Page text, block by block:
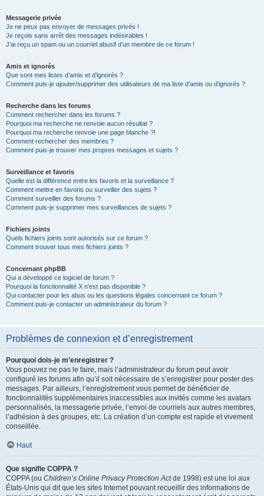
Messagerie privée
Je ne peux pas envoyer de messages privés !
Je reçois sans arrêt des messages indésirables !
J’ai reçu un spam ou un courriel abusif d’un membre de ce forum !
Amis et ignorés
Que sont mes listes d’amis et d’ignorés ?
Comment puis-je ajouter/supprimer des utilisateurs de ma liste d’amis ou d’ignorés ?
Recherche dans les forums
Comment rechercher dans les forums ?
Pourquoi ma recherche ne renvoie aucun résultat ?
Pourquoi ma recherche renvoie une page blanche ?!
Comment rechercher des membres ?
Comment puis-je trouver mes propres messages et sujets ?
Surveillance et favoris
Quelle est la différence entre les favoris et la surveillance ?
Comment mettre en favoris ou surveiller des sujets ?
Comment surveiller des forums ?
Comment puis-je supprimer mes surveillances de sujets ?
Fichiers joints
Quels fichiers joints sont autorisés sur ce forum ?
Comment trouver tous mes fichiers joints ?
Concernant phpBB
Qui a développé ce logiciel de forum ?
Pourquoi la fonctionnalité X n’est pas disponible ?
Qui contacter pour les abus ou les questions légales concernant ce forum ?
Comment puis-je contacter un administrateur du forum ?
Problèmes de connexion et d’enregistrement
Pourquoi dois-je m’enregistrer ?
Vous pouvez ne pas le faire, mais l’administrateur du forum peut avoir
configuré les forums afin qu’il soit nécessaire de s’enregistrer pour poster des
messages. Par ailleurs, l’enregistrement vous permet de bénéficier de
fonctionnalités supplémentaires inaccessibles aux invités comme les avatars
personnalisés, la messagerie privée, l’envoi de courriels aux autres membres,
l’adhésion à des groupes, etc. La création d’un compte est rapide et vivement
conseillée.
Haut
Que signifie COPPA ?
COPPA (ou Children’s Online Privacy Protection Actde 1998) est une loi aux
États-Unis qui dit que les sites Internet pouvant recueillir des informations de